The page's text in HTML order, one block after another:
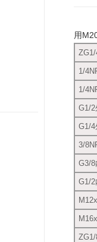
用
1/
1/
G1/2
G1/4
3/
G3/8
G1/2